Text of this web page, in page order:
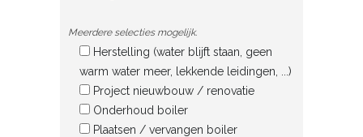
Meerdere selecties mogelijk.
Herstelling (water blijft staan, geen
warm water meer, lekkende leidingen, ...)
Project nieuwbouw / renovatie
Onderhoud boiler
Plaatsen / vervangen boiler